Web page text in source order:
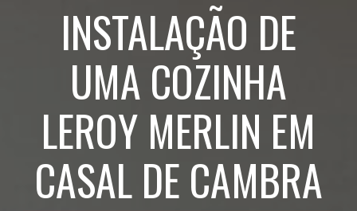
INSTALAÇÃO DE
UMA COZINHA
LEROY MERLIN EM
CASAL DE CAMBRA